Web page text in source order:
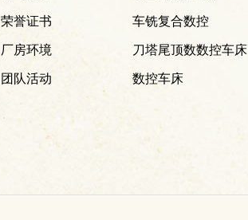
荣誉证书
厂房环境
团队活动
车铣复合数控
刀塔尾顶数数控车床
数控车床